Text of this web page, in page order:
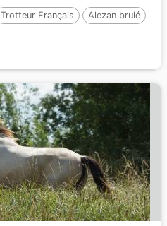
Trotteur Français
Alezan brulé